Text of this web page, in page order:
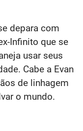
depara com
Infinito que se
usar seus
Cabe a Evan
de linhagem
o mundo.